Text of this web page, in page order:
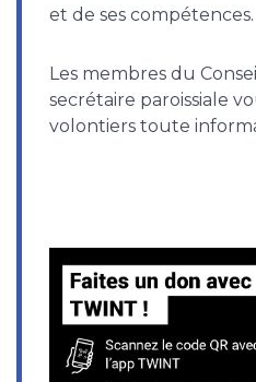
et de ses compétences.
Les membres du
secrétaire paroissiale
volontiers toute